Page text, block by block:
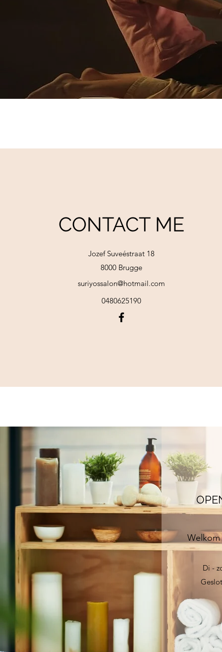
CONTACT ME
Jozef Suveéstraat 18
8000 Brugge
suriyossalon@hotmail.com
0480625190
Welkom
Di -